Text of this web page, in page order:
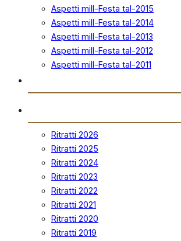
Aspetti mill-Festa tal-2015
Aspetti mill-Festa tal-2014
Aspetti mill-Festa tal-2013
Aspetti mill-Festa tal-2012
Aspetti mill-Festa tal-2011
Ritratti 2026
Ritratti 2025
Ritratti 2024
Ritratti 2023
Ritratti 2022
Ritratti 2021
Ritratti 2020
Ritratti 2019